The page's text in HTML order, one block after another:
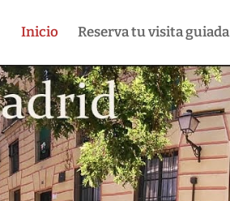
Inicio Reserva tu visita guiada